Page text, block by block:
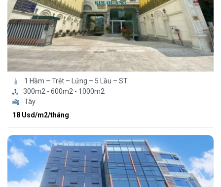
1 Hầm – Trệt – Lửng – 5 Lầu – ST
300m2 - 600m2 - 1000m2
Tây
18 Usd/m2/tháng